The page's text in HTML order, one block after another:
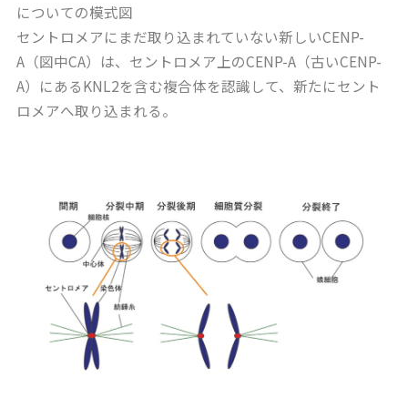
についての模式図
セントロメアにまだ取り込まれていない新しいCENP-
A（図中CA）は、セントロメア上のCENP-A（古いCENP-
A）にあるKNL2を含む複合体を認識して、新たにセント
ロメアへ取り込まれる。